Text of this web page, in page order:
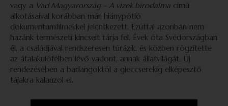
vagy a Vad Magyarország – A vizek birodalma című
alkotásaival korábban már hiánypótló
dokumentumfilmekkel jelentkezett. Ezúttal azonban nem
hazánk természeti kincseit tárja fel. Évek óta Svédországban
él, a családjával rendszeresen túrázik, és közben rögzítette
az átalakulófélben lévő vadont, annak állatvilágát. Új
rendezésében a barlangoktól a gleccserekig elképesztő
tájakra kalauzol el.